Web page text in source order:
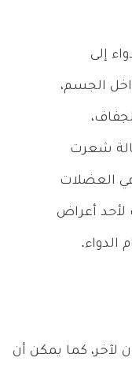
إلى
الجسم،
شعرت
العضلات
لأحد أعراض
الدواء.
لآخر، كما يمكن أن